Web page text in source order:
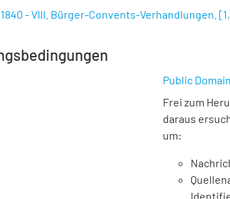
- VIII. Bürger-Convents-Verhandlungen. [
Public
Frei zum
daraus
um: